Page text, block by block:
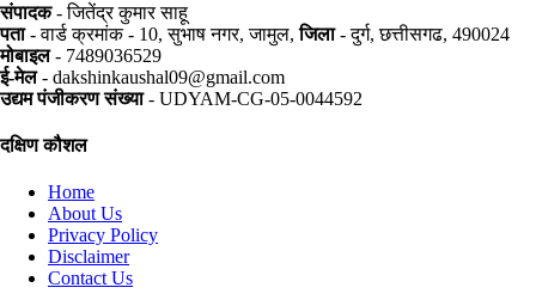
संपादक- जितेंद्र कुमार साहू
पता- वार्ड क्रमांक - 10, सुभाष नगर, जामुल,जिला- दुर्ग, छत्तीसगढ, 490024
मोबाइल- 7489036529
ई-मेल- dakshinkaushal09@gmail.com
उद्यम पंजीकरण संख्या- UDYAM-CG-05-0044592
दक्षिण कौशल
Home
About Us
Privacy Policy
Disclaimer
Contact Us